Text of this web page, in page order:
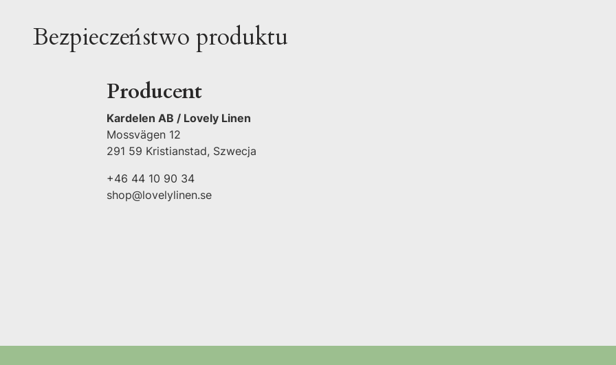
Bezpieczeństwo produktu
Producent
Kardelen AB / Lovely Linen
Mossvägen 12
291 59 Kristianstad, Szwecja
+46 44 10 90 34
shop@lovelylinen.se